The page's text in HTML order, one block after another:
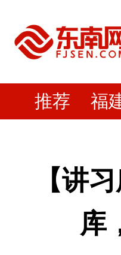
推荐 福
【讲
库